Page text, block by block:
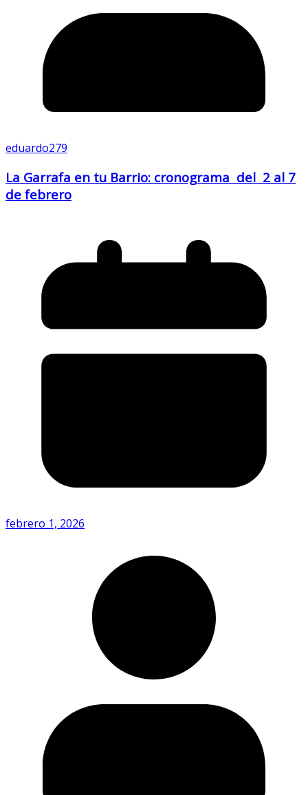
eduardo279
La Garrafa en tu Barrio: cronograma del 2 al 7
de febrero
febrero 1, 2026